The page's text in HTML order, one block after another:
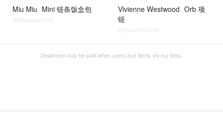
Miu Miu Mini 链条饭盒包
@dealmoon.de
Vivienne Westwood Orb 项
链
@dealmoon.de
Dealmoon may be paid when users buy items via our links.